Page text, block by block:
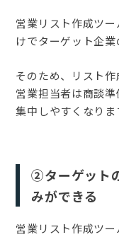
営業リスト作成ツ
けでターゲット企業
そのため、リスト作
営業担当者は商談
集中しやすくなりま
②ターゲット
みができる
営業リスト作成ツ